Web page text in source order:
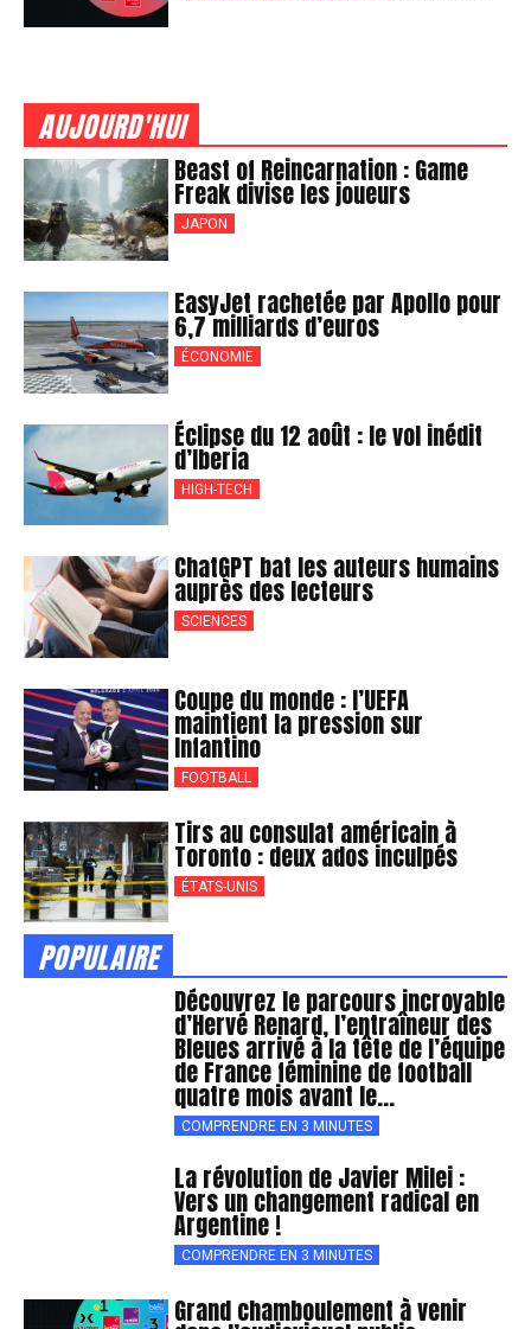
AUJOURD'HUI
Beast of Reincarnation : Game
Freak divise les joueurs
JAPON
EasyJet rachetée par Apollo pour
6,7 milliards d’euros
ÉCONOMIE
Éclipse du 12 août : le vol inédit
d’Iberia
HIGH-TECH
ChatGPT bat les auteurs humains
auprès des lecteurs
SCIENCES
Coupe du monde : l’UEFA
maintient la pression sur
Infantino
FOOTBALL
Tirs au consulat américain à
Toronto : deux ados inculpés
ÉTATS-UNIS
POPULAIRE
Découvrez le parcours incroyable
d’Hervé Renard, l’entraîneur des
Bleues arrivé à la tête de l’équipe
de France féminine de football
quatre mois avant le...
COMPRENDRE EN 3 MINUTES
La révolution de Javier Milei :
Vers un changement radical en
Argentine !
COMPRENDRE EN 3 MINUTES
Grand chamboulement à venir